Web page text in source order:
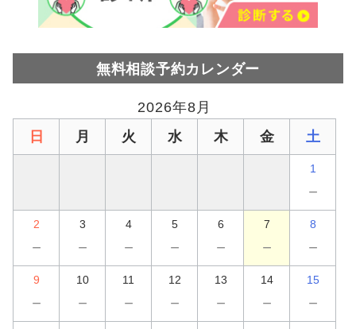
無料相談予約カレンダー
2026年8月
日
月 火 水 木 金 土
1
－
2
－
3
－
4
－
5
－
6
－
7
－
8
－
9
－
10
－
11
－
12
－
13
－
14
－
15
－